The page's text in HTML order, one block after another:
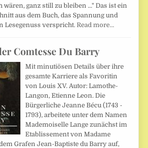
ganz still zu bleiben ..." Das ist ein
aus dem Buch, das Spannung und
Lesegenuss verspricht. Read more…
Comtesse Du Barry
Mit minutiösen Details über ihre
gesamte Karriere als Favoritin
von Louis XV. Autor: Lamothe-
Langon, Etienne Leon. Die
Bürgerliche Jeanne Bécu (1743 -
1793), arbeitete unter dem Namen
Mademoiselle Lange zunächst im
Etablissement von Madame
Grafen Jean-Baptiste du Barry auf,